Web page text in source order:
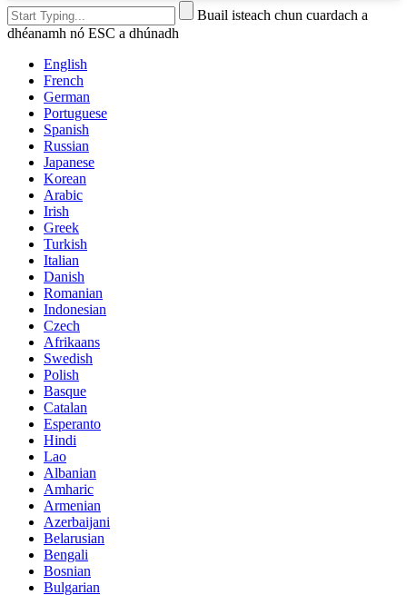
Buail isteach chun cuardach a
dhéanamh nó ESC a dhúnadh
English
French
German
Portuguese
Spanish
Russian
Japanese
Korean
Arabic
Irish
Greek
Turkish
Italian
Danish
Romanian
Indonesian
Czech
Afrikaans
Swedish
Polish
Basque
Catalan
Esperanto
Hindi
Lao
Albanian
Amharic
Armenian
Azerbaijani
Belarusian
Bengali
Bosnian
Bulgarian